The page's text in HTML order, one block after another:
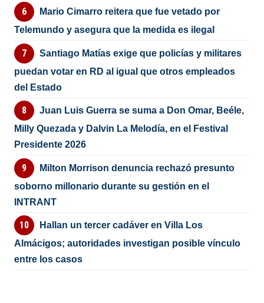
Mario Cimarro reitera que fue vetado por
Telemundo y asegura que la medida es ilegal
Santiago Matías exige que policías y militares
puedan votar en RD al igual que otros empleados
del Estado
Juan Luis Guerra se suma a Don Omar, Beéle,
Milly Quezada y Dalvin La Melodía, en el Festival
Presidente 2026
Milton Morrison denuncia rechazó presunto
soborno millonario durante su gestión en el
INTRANT
Hallan un tercer cadáver en Villa Los
Almácigos; autoridades investigan posible vínculo
entre los casos